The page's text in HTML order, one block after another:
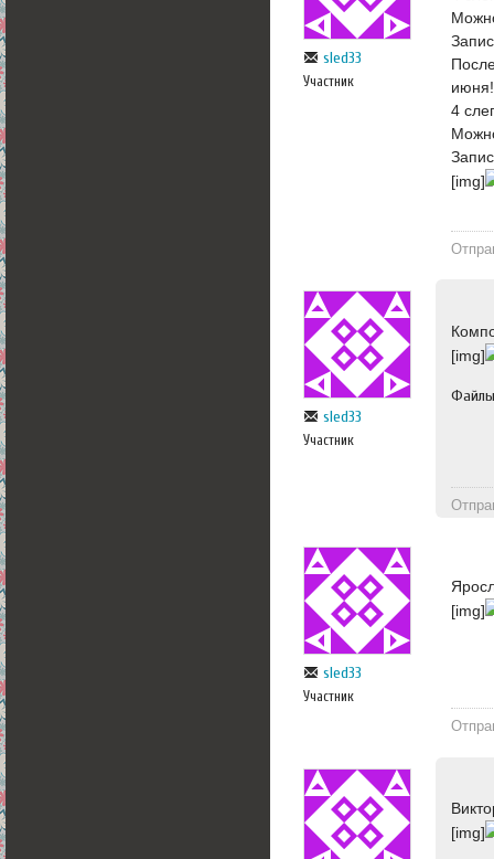
sled33
Участник
июня!
4
[img]
sled33
Участник
[img]
sled33
Участник
[img]
[img]